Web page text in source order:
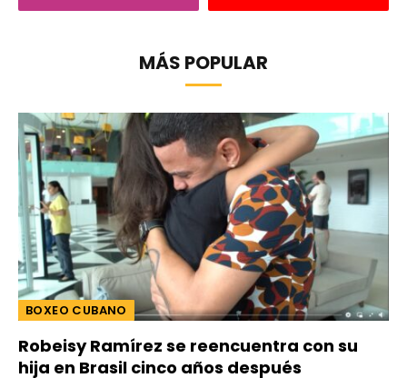
MÁS POPULAR
BOXEO CUBANO
Robeisy Ramírez se reencuentra con su
hija en Brasil cinco años después